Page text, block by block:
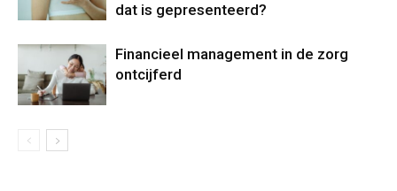
dat is gepresenteerd?
Financieel management in de zorg
ontcijferd